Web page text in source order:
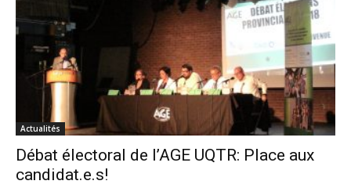
Actualités
Débat électoral de l’AGE UQTR: Place aux
candidat.e.s!